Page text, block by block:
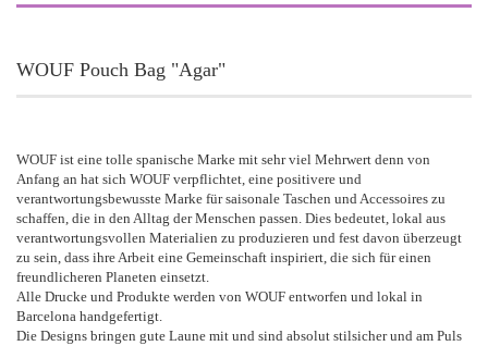
WOUF Pouch Bag "Agar"
WOUF ist eine tolle spanische Marke mit sehr viel Mehrwert denn von
Anfang an hat sich WOUF verpflichtet, eine positivere und
verantwortungsbewusste Marke für saisonale Taschen und Accessoires zu
schaffen, die in den Alltag der Menschen passen. Dies bedeutet, lokal aus
verantwortungsvollen Materialien zu produzieren und fest davon überzeugt
zu sein, dass ihre Arbeit eine Gemeinschaft inspiriert, die sich für einen
freundlicheren Planeten einsetzt.
Alle Drucke und Produkte werden von WOUF entworfen und lokal in
Barcelona handgefertigt.
Die Designs bringen gute Laune mit und sind absolut stilsicher und am Puls